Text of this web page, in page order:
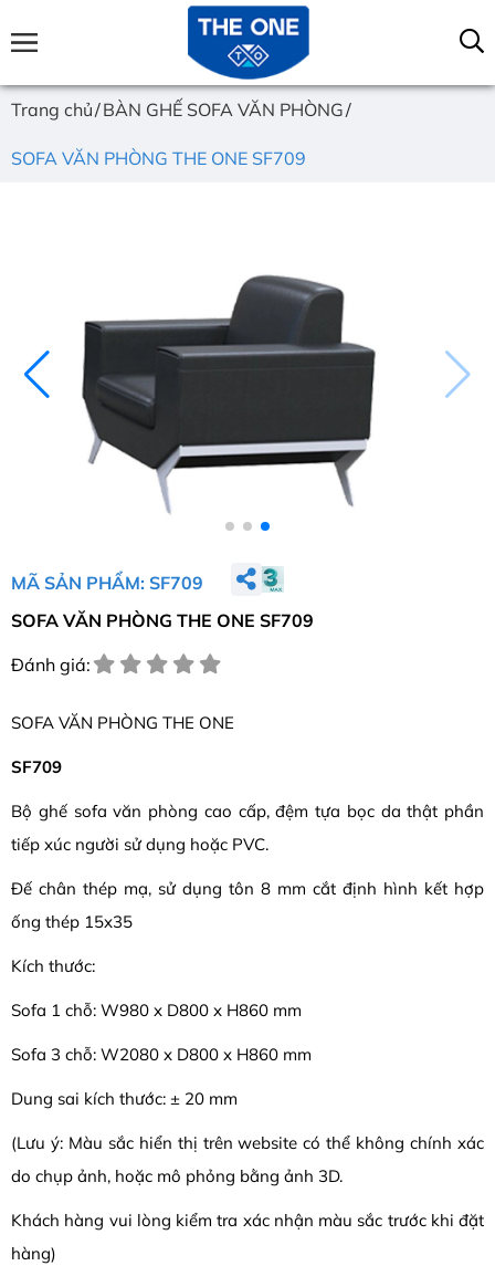
Trang chủ BÀN GHẾ SOFA VĂN PHÒNG
SOFA VĂN PHÒNG THE ONE SF709
MÃ SẢN PHẨM: SF709
SOFA VĂN PHÒNG THE ONE SF709
Đánh giá:
SOFA VĂN PHÒNG THE ONE
SF709
Bộ ghế sofa văn phòng cao cấp, đệm tựa bọc da thật phần
tiếp xúc người sử dụng hoặc PVC.
Đế chân thép mạ, sử dụng tôn 8 mm cắt định hình kết hợp
ống thép 15x35
Kích thước:
Sofa 1 chỗ: W980 x D800 x H860 mm
Sofa 3 chỗ: W2080 x D800 x H860 mm
Dung sai kích thước: ± 20 mm
(Lưu ý: Màu sắc hiển thị trên website có thể không chính xác
do chụp ảnh, hoặc mô phỏng bằng ảnh 3D.
Khách hàng vui lòng kiểm tra xác nhận màu sắc trước khi đặt
hàng)